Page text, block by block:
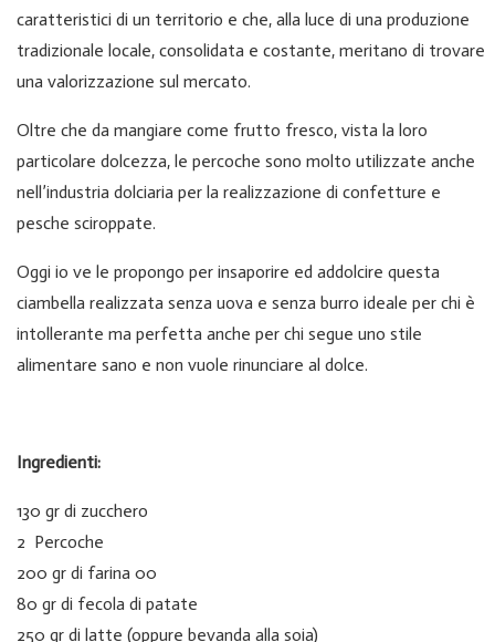
caratteristici di un territorio e che, alla luce di una produzione
tradizionale locale, consolidata e costante, meritano di trovare
una valorizzazione sul mercato.
Oltre che da mangiare come frutto fresco, vista la loro
particolare dolcezza, le percoche sono molto utilizzate anche
nell’industria dolciaria per la realizzazione di confetture e
pesche sciroppate.
Oggi io ve le propongo per insaporire ed addolcire questa
ciambella realizzata senza uova e senza burro ideale per chi è
intollerante ma perfetta anche per chi segue uno stile
alimentare sano e non vuole rinunciare al dolce.
Ingredienti:
130 gr di zucchero
2 Percoche
200 gr di farina 00
80 gr di fecola di patate
250 gr di latte (oppure bevanda alla soia)